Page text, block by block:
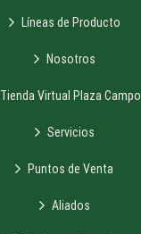
Líneas de Producto
Nosotros
Tienda Virtual Plaza Campo
Servicios
Puntos de Venta
Aliados